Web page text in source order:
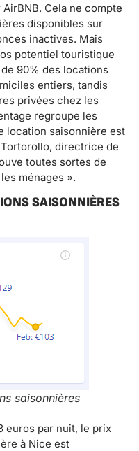
Cela ne compte
disponibles sur
inactives. Mais
potentiel touristique
90% des locations
entiers, tandis
privées chez les
regroupe les
location saisonnière est
directrice de
toutes sortes de
ménages ».
SAISONNIÈRES
saisonnières
euros par nuit, le prix
à Nice est